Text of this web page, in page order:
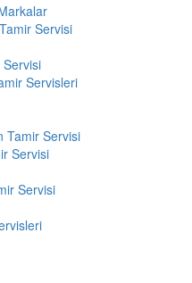
Servisi
Servisleri
Tamir Servisi
Servisi
Servisi